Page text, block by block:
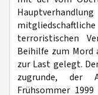
terroristischen
Beihilfe zum Mord
zur Last gelegt.
zugrunde, der
Frühsommer